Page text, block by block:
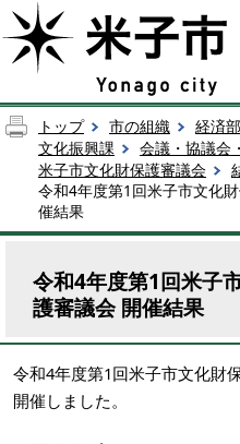
トップ 市の組織
経済
文化振興課
会議・協議会
米子市文化財保護審議会
令和4年度第1回米子市文化
催結果
令和4年度第1回米子
護審議会 開催結果
令和4年度第1回米子市文化財
開催しました。